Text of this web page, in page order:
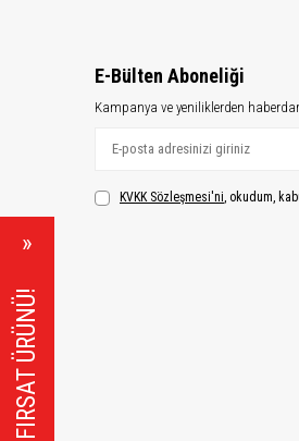
FIRSAT ÜRÜNÜ!
E-Bülten Aboneliği
Kampanya ve yeniliklerden
KVKK Sözleşmesi'ni, okudum,